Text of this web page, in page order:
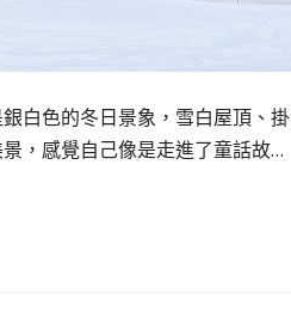
白色的冬日景象，雪白屋頂、
，感覺自己像是走進了童話故…